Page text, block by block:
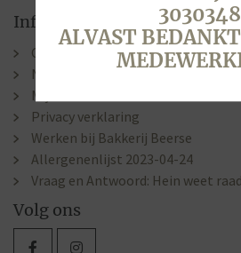
Informatie
Contact & Openingstijden
Nieuws
Mijn account
Privacy verklaring
Werken bij Bakkerij Beerse
Allergenenlijst 2023-04-24
Vraag en Antwoord: Hein weet raad
Volg ons
3030348
ALVAST